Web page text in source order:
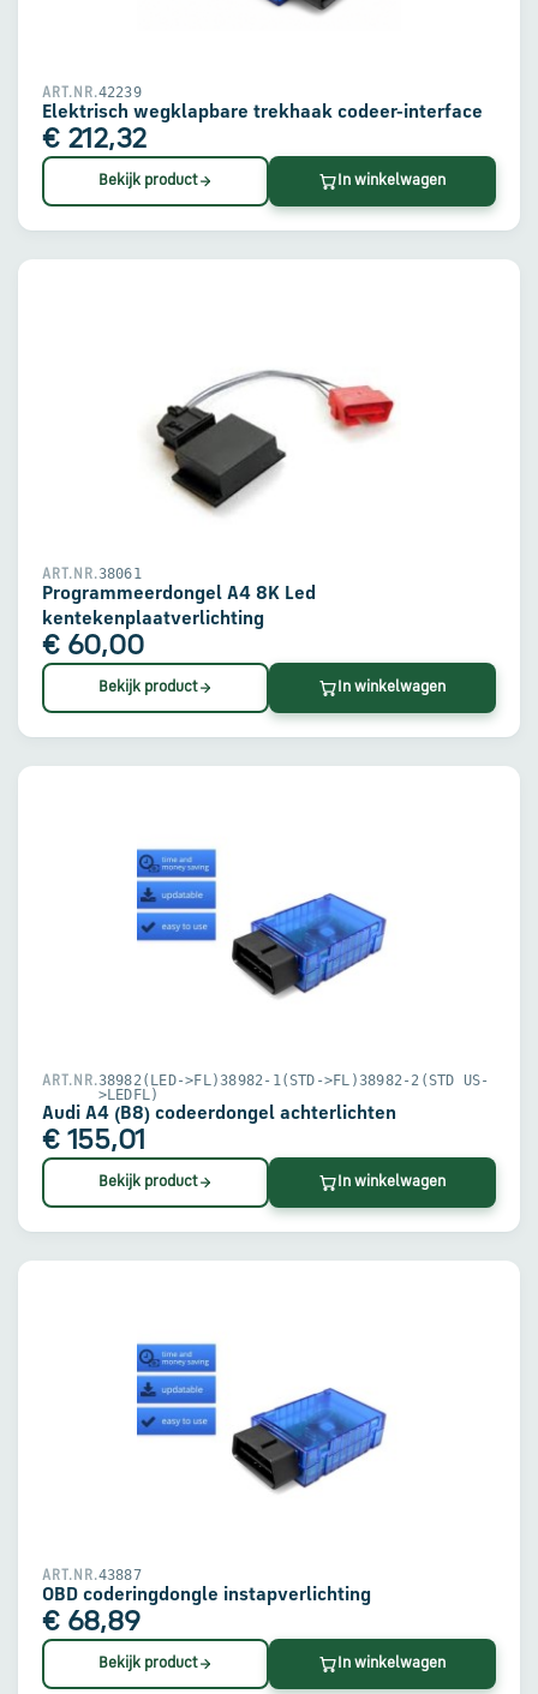
ART.NR.42239
Elektrisch wegklapbare trekhaak codeer-interface
€ 212,32
Bekijk product In winkelwagen
ART.NR.38061
Programmeerdongel A4 8K Led
kentekenplaatverlichting
€ 60,00
Bekijk product In winkelwagen
ART.NR.38982(LED->FL)38982-1(STD->FL)38982-2(STD US-
>LEDFL)
Audi A4 (B8) codeerdongel achterlichten
€ 155,01
Bekijk product In winkelwagen
ART.NR.43887
OBD coderingdongle instapverlichting
€ 68,89
Bekijk product In winkelwagen